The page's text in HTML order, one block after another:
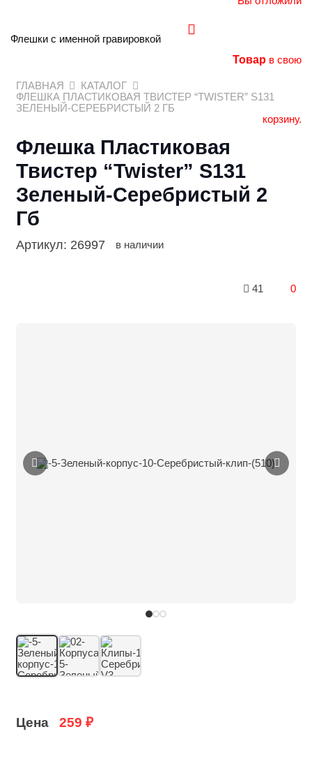
Флешки с именной гравировкой
Товарв свою
корзину.
ГЛАВНАЯ
КАТАЛОГ
ФЛЕШКА ПЛАСТИКОВАЯ ТВИСТЕР “TWISTER” S131
ЗЕЛЕНЫЙ-СЕРЕБРИСТЫЙ 2 ГБ
Флешка Пластиковая
Твистер “Twister” S131
Зеленый-Серебристый 2
Гб
Артикул: 26997 в наличии
41 0
Цена 259₽